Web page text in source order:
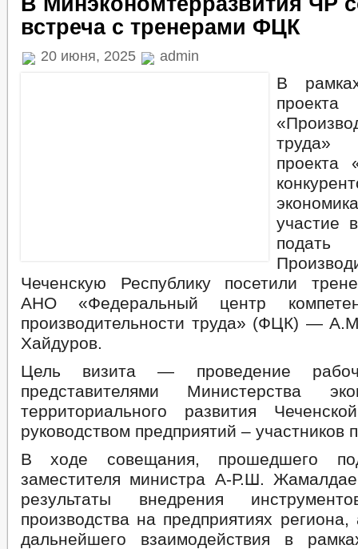
встреча с тренерами ФЦК
20 июня, 2025 admin
В
проекта
труда»
проекта
участие
подать
Чеченскую Республику посетили
АНО «Федеральный центр
производительности труда» (ФЦК) —
Хайдуров.
Цель визита — проведение
представителями Министерства
территориального развития
руководством предприятий – участников
В ходе совещания, прошедшего
заместителя министра А-Р.Ш.
результаты внедрения
производства на предприятиях
дальнейшего взаимодействия в